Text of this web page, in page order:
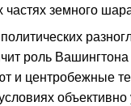
частях земного
роль
и центробежные